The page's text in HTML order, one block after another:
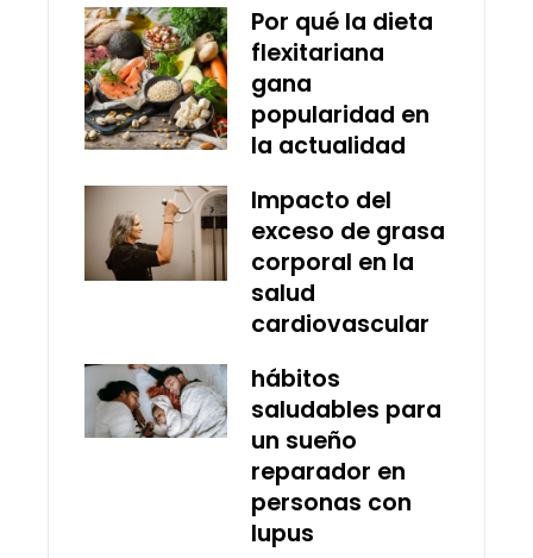
Por qué la dieta
flexitariana
gana
popularidad en
la actualidad
Impacto del
exceso de grasa
corporal en la
salud
cardiovascular
hábitos
saludables para
un sueño
reparador en
personas con
lupus